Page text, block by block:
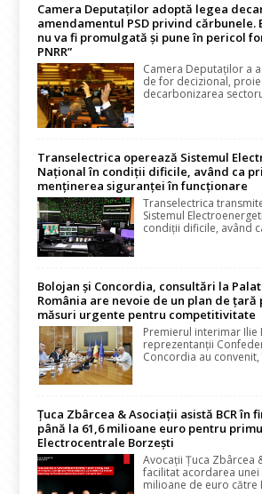
Camera Deputaților adoptă legea
amendamentul PSD privind cărbunele.
nu va fi promulgată și pune în pericol
PNRR”
Camera Deputaților a
de for decizional,
decarbonizarea
Transelectrica operează Sistemul
Național în condiții dificile, având ca
menținerea siguranței în funcționare
Transelectrica
Sistemul
condiții dificile, având
Bolojan și Concordia, consultări la
România are nevoie de un plan de
măsuri urgente pentru competitivitate
Premierul interimar Ilie
reprezentanții
Concordia au
Țuca Zbârcea & Asociații asistă BCR în
până la 61,6 milioane euro pentru
Electrocentrale Borzești
Avocații Țuca Zbârcea
facilitat acordarea
milioane de euro către